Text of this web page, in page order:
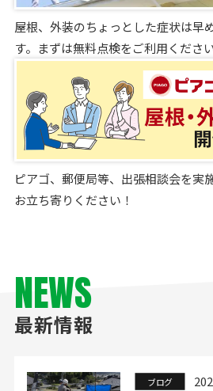
屋根、外装のちょっとした症状は早
す。まずは無料点検をご利用ください
ピアゴ、郵便局等、出張相談会を実
お立ち寄りください！
NEWS
最新情報
ブログ